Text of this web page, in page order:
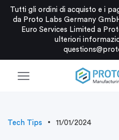
Tutti gli ordini di acquisto e i
da Proto Labs Germany
Euro Services Limited a
ulteriori
menu
Tech Tips 11/01/2024